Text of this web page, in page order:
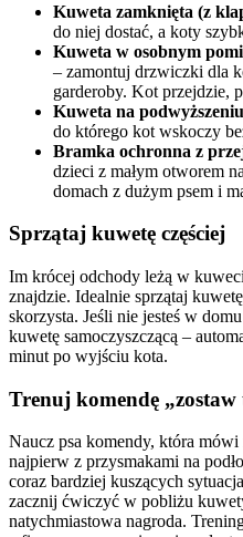
Kuweta zamknięta (z
do niej dostać, a koty
Kuweta w osobnym
– zamontuj drzwiczki dla
garderoby. Kot przejdzie,
Kuweta na podwyższeniu
do którego kot wskoczy
Bramka ochronna z
dzieci z małym otworem
domach z dużym psem i
Sprzątaj kuwetę częściej
Im krócej odchody leżą w
znajdzie. Idealnie sprzątaj
skorzysta. Jeśli nie jesteś w
kuwetę samoczyszczącą –
minut po wyjściu kota.
Trenuj komendę
Naucz psa komendy, która
najpierw z przysmakami na
coraz bardziej kuszących
zacznij ćwiczyć w pobliżu
natychmiastowa nagroda.